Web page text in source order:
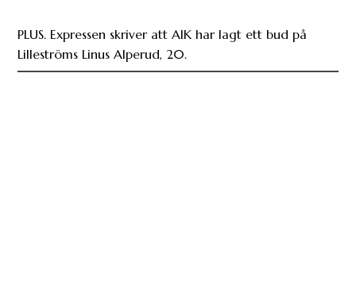
PLUS. Expressen skriver att AIK har lagt ett bud på
Lilleströms Linus Alperud, 20.